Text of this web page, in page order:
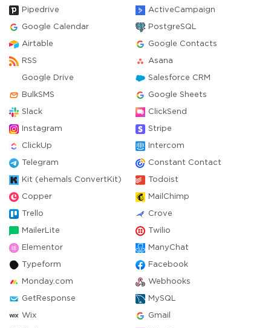
Pipedrive ActiveCampaign
Google Calendar PostgreSQL
Airtable Google Contacts
RSS Asana
Google Drive Salesforce CRM
BulkSMS Google Sheets
Slack ClickSend
Instagram Stripe
ClickUp Intercom
Telegram Constant Contact
Kit (ehemals ConvertKit) Todoist
Copper MailChimp
Trello Crove
MailerLite Twilio
Elementor ManyChat
Typeform Facebook
Monday.com Webhooks
GetResponse MySQL
Wix Gmail